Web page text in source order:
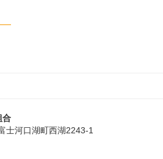
合
士河口湖町西湖2243-1